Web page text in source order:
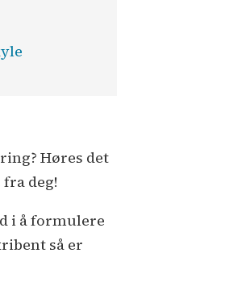
Høres det
deg!
i å formulere
så er